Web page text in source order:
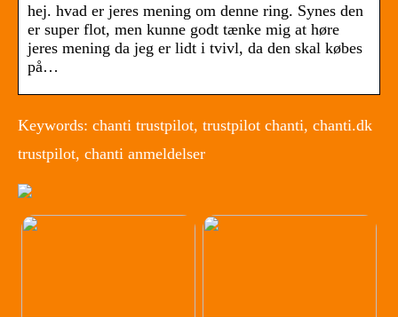
hej. hvad er jeres mening om denne ring. Synes den
er super flot, men kunne godt tænke mig at høre
jeres mening da jeg er lidt i tvivl, da den skal købes
på…
Keywords: chanti trustpilot, trustpilot chanti, chanti.dk
trustpilot, chanti anmeldelser